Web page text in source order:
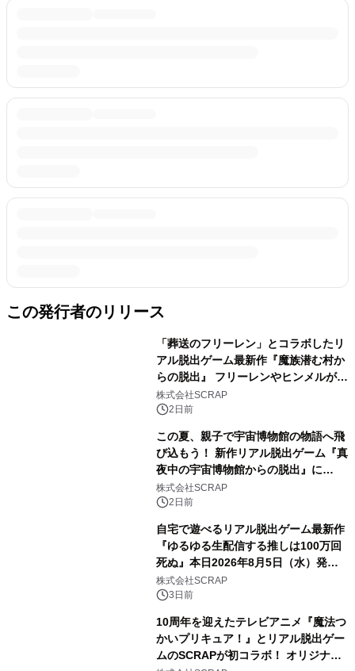
この発行者のリリース
「葬送のフリーレン」とコラボしたリ
アル脱出ゲーム最新作『魔族潜む村か
らの脱出』 フリーレンやヒンメルが武
器を手に魔族を見据える描き下ろしメ
インビジュアル公開
株式会社SCRAP
2日前
この夏、親子で宇宙博物館の物語へ飛
び込もう！ 新作リアル脱出ゲーム『真
夜中の宇宙博物館からの脱出』に
2026年8月7日(金)より親子で楽しめる
「ファミリーキット」が登場！
株式会社SCRAP
2日前
自宅で遊べるリアル脱出ゲーム最新作
『ゆるゆる生配信する推しは100万回
死ぬ』本日2026年8月5日（水）発売
＆ゲームスタート！
株式会社SCRAP
3日前
10周年を迎えたテレビアニメ『魔法つ
かいプリキュア！』とリアル脱出ゲー
ムのSCRAPが初コラボ！ オリジナル